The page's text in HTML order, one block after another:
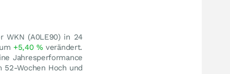
WKN (A0LE90) in 24
+5,40 %verändert.
Jahresperformance
Wochen Hoch und